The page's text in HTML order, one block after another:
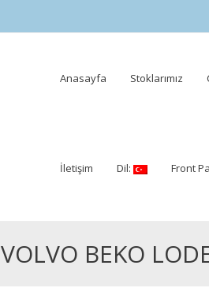
Skip
Anasayfa Stoklarımız
İletişim Dil: Front
VOLVO BEKO